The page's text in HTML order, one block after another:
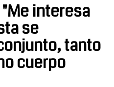
interesa
se
tanto
cuerpo